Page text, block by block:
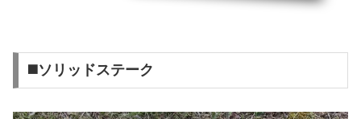
◼️ソリッドステーク